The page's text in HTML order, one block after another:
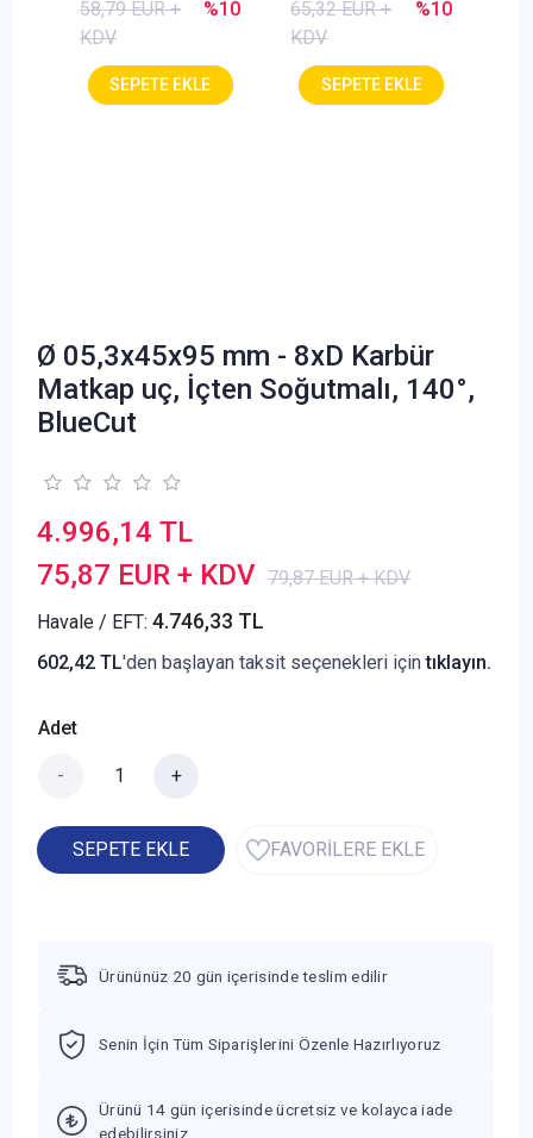
58,79 EUR +
KDV
%10
65,32 EUR +
KDV
%10
Ø 05,3x45x95 mm - 8xD Karbür
Matkap uç, İçten Soğutmalı, 140°,
BlueCut
4.996,14 TL
75,87 EUR + KDV 79,87 EUR + KDV
Havale / EFT: 4.746,33 TL
602,42 TL'den başlayan taksit seçenekleri içintıklayın.
Adet
- +
SEPETE EKLE FAVORİLERE EKLE
Ürününüz 20 gün içerisinde teslim edilir
Senin İçin Tüm Siparişlerini Özenle Hazırlıyoruz
Ürünü 14 gün içerisinde ücretsiz ve kolayca iade
edebilirsiniz.